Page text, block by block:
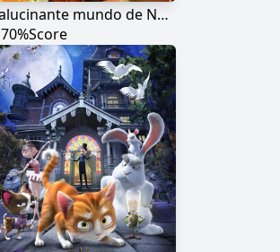
El alucinante mundo de Norman
70%Score